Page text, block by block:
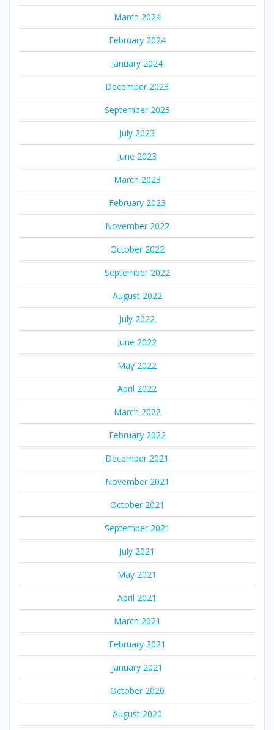
March 2024
February 2024
January 2024
December 2023
September 2023
July 2023
June 2023
March 2023
February 2023
November 2022
October 2022
September 2022
August 2022
July 2022
June 2022
May 2022
April 2022
March 2022
February 2022
December 2021
November 2021
October 2021
September 2021
July 2021
May 2021
April 2021
March 2021
February 2021
January 2021
October 2020
August 2020